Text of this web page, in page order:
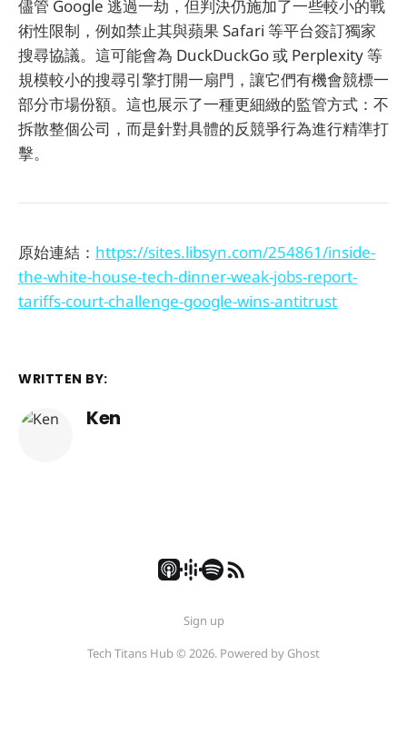
儘管 Google 逃過一劫，但判決仍施加了一些較小的戰
術性限制，例如禁止其與蘋果 Safari 等平台簽訂獨家
搜尋協議。這可能會為 DuckDuckGo 或 Perplexity 等
規模較小的搜尋引擎打開一扇門，讓它們有機會競標一
部分市場份額。這也展示了一種更細緻的監管方式：不
拆散整個公司，而是針對具體的反競爭行為進行精準打
擊。
原始連結： https://sites.libsyn.com/254861/inside-
the-white-house-tech-dinner-weak-jobs-report-
tariffs-court-challenge-google-wins-antitrust
WRITTEN BY:
Ken
Sign up
Tech Titans Hub © 2026. Powered by Ghost